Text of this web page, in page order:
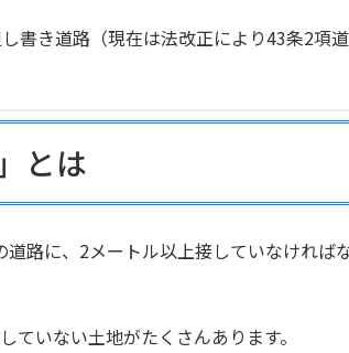
書き道路（現在は法改正により43条2項
とは
路に、2メートル以上接していなければ
いない土地がたくさんあります。